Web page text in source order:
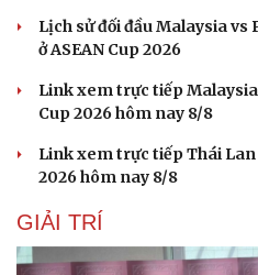
Lịch sử đối đầu Malaysia
ở ASEAN Cup 2026
Link xem trực tiếp
Cup 2026 hôm nay 8/8
Link xem trực tiếp Thái Lan
2026 hôm nay 8/8
GIẢI TRÍ